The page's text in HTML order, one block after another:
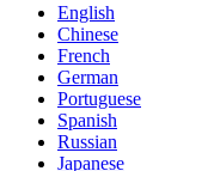
English
Chinese
French
German
Portuguese
Spanish
Russian
Japanese